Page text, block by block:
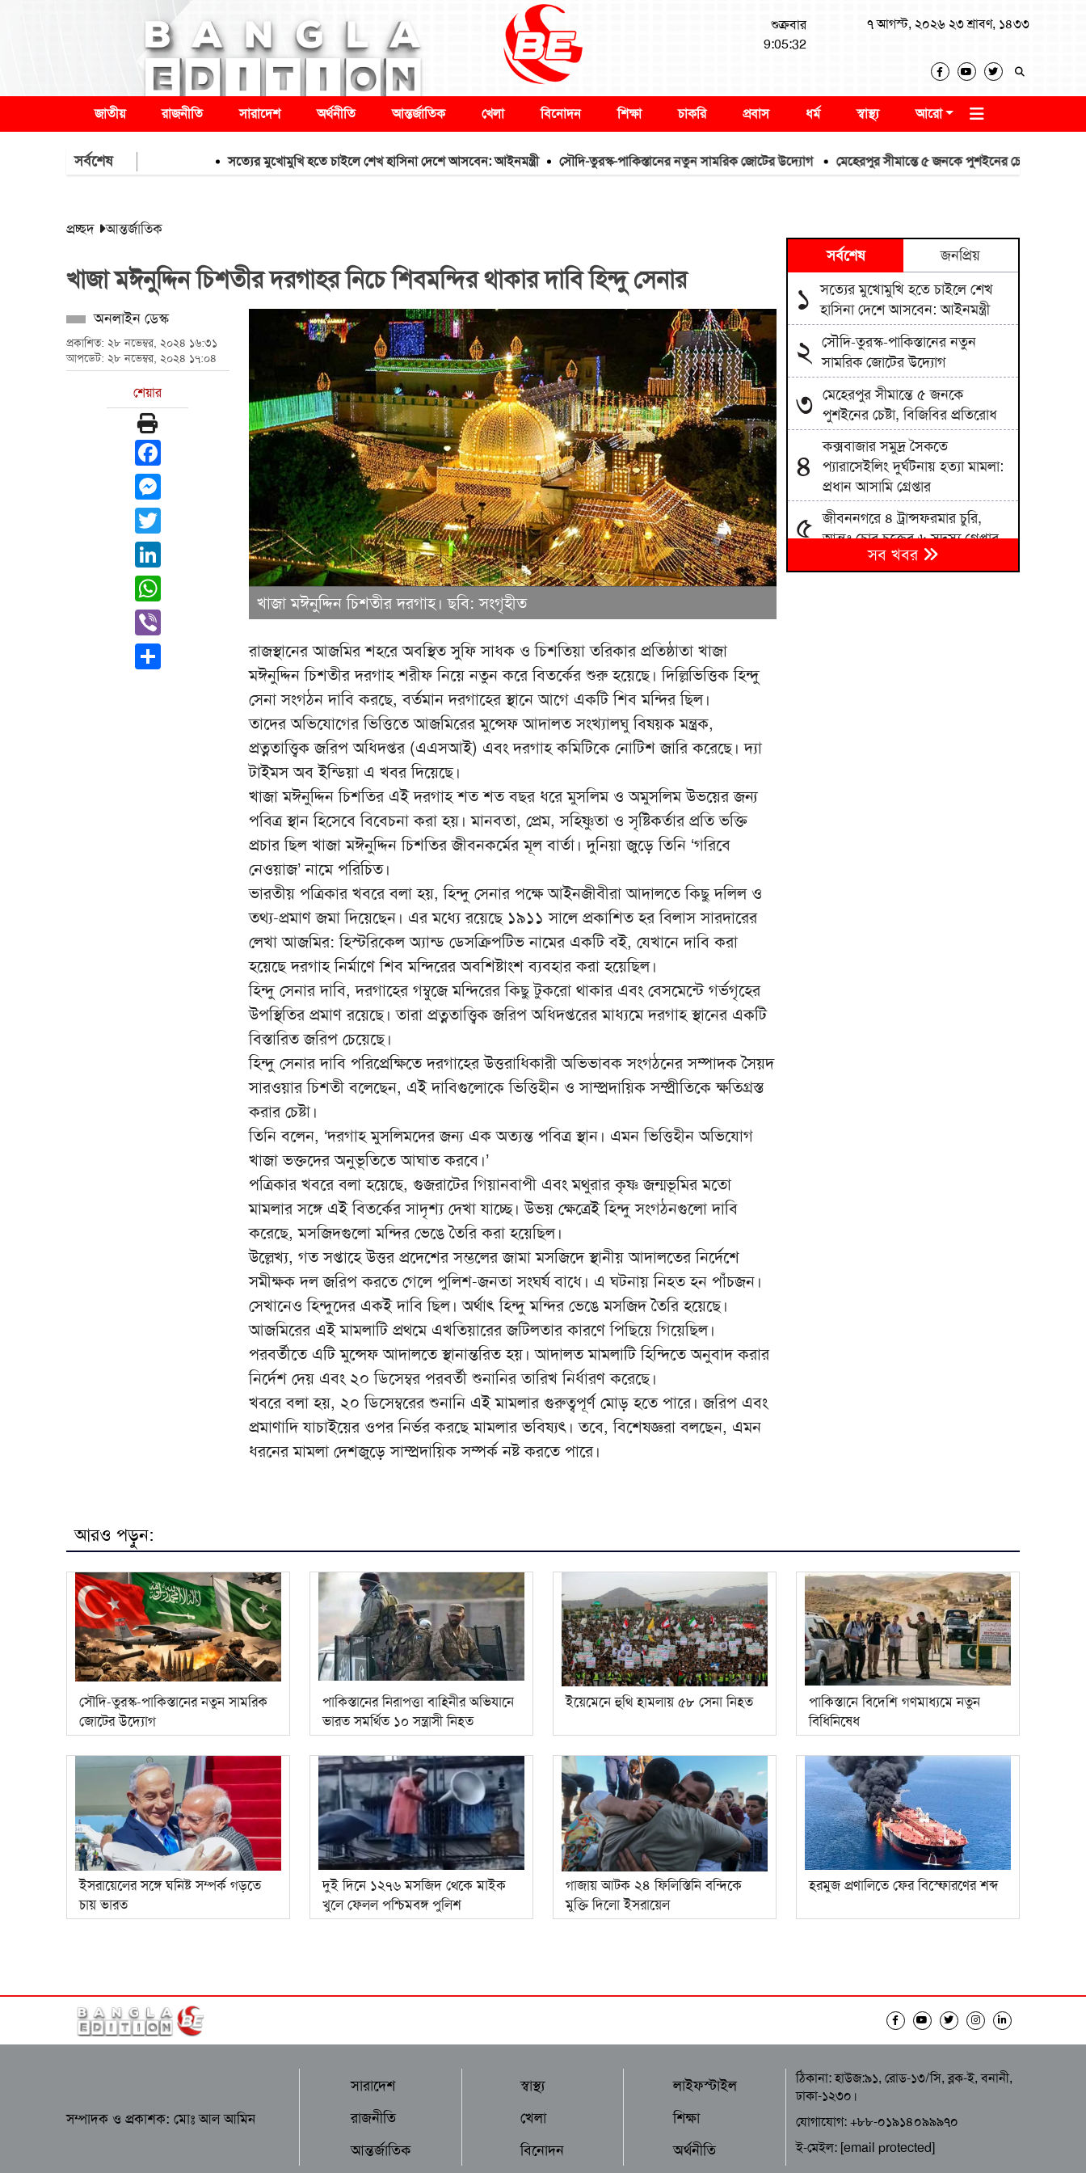
শুক্রবার
9:05:33
৭ আগস্ট, ২০২৬ ২৩ শ্রাবণ, ১৪৩৩
জাতীয় রাজনীতি সারাদেশ অর্থনীতি আন্তর্জাতিক খেলা বিনোদন শিক্ষা চাকরি প্রবাস ধর্ম স্বাস্থ্য আরো
সর্বশেষ সত্যের মুখোমুখি হতে চাইলে শেখ হাসিনা দেশে আসবেন: আইনমন্ত্রী সৌদি-তুরস্ক-পাকিস্তানের নতুন সামরিক জোটের উদ্যোগ মেহেরপুর সীমান্তে ৫ জনকে পুশইনের চেষ্টা, বিজিবির প্রতিরোধ
প্রচ্ছদ আন্তর্জাতিক
খাজা মঈনুদ্দিন চিশতীর দরগাহর নিচে শিবমন্দির থাকার দাবি হিন্দু সেনার
অনলাইন ডেস্ক
প্রকাশিত: ২৮ নভেম্বর, ২০২৪ ১৬:৩১
আপডেট: ২৮ নভেম্বর, ২০২৪ ১৭:০৪
শেয়ার
Facebook
Messenger
Twitter
LinkedIn
WhatsApp
Viber
Share
খাজা মঈনুদ্দিন চিশতীর দরগাহ। ছবি: সংগৃহীত
রাজস্থানের আজমির শহরে অবস্থিত সুফি সাধক ও চিশতিয়া তরিকার প্রতিষ্ঠাতা খাজা
মঈনুদ্দিন চিশতীর দরগাহ শরীফ নিয়ে নতুন করে বিতর্কের শুরু হয়েছে। দিল্লিভিত্তিক হিন্দু
সেনা সংগঠন দাবি করছে, বর্তমান দরগাহের স্থানে আগে একটি শিব মন্দির ছিল।
তাদের অভিযোগের ভিত্তিতে আজমিরের মুন্সেফ আদালত সংখ্যালঘু বিষয়ক মন্ত্রক,
প্রত্নতাত্ত্বিক জরিপ অধিদপ্তর (এএসআই) এবং দরগাহ কমিটিকে নোটিশ জারি করেছে। দ্যা
টাইমস অব ইন্ডিয়া এ খবর দিয়েছে।
খাজা মঈনুদ্দিন চিশতির এই দরগাহ শত শত বছর ধরে মুসলিম ও অমুসলিম উভয়ের জন্য
পবিত্র স্থান হিসেবে বিবেচনা করা হয়। মানবতা, প্রেম, সহিষ্ণুতা ও সৃষ্টিকর্তার প্রতি ভক্তি
প্রচার ছিল খাজা মঈনুদ্দিন চিশতির জীবনকর্মের মূল বার্তা। দুনিয়া জুড়ে তিনি ‘গরিবে
নেওয়াজ’ নামে পরিচিত।
ভারতীয় পত্রিকার খবরে বলা হয়, হিন্দু সেনার পক্ষে আইনজীবীরা আদালতে কিছু দলিল ও
তথ্য-প্রমাণ জমা দিয়েছেন। এর মধ্যে রয়েছে ১৯১১ সালে প্রকাশিত হর বিলাস সারদারের
লেখা আজমির: হিস্টরিকেল অ্যান্ড ডেসক্রিপটিভ নামের একটি বই, যেখানে দাবি করা
হয়েছে দরগাহ নির্মাণে শিব মন্দিরের অবশিষ্টাংশ ব্যবহার করা হয়েছিল।
হিন্দু সেনার দাবি, দরগাহের গম্বুজে মন্দিরের কিছু টুকরো থাকার এবং বেসমেন্টে গর্ভগৃহের
উপস্থিতির প্রমাণ রয়েছে। তারা প্রত্নতাত্ত্বিক জরিপ অধিদপ্তরের মাধ্যমে দরগাহ স্থানের একটি
বিস্তারিত জরিপ চেয়েছে।
হিন্দু সেনার দাবি পরিপ্রেক্ষিতে দরগাহের উত্তরাধিকারী অভিভাবক সংগঠনের সম্পাদক সৈয়দ
সারওয়ার চিশতী বলেছেন, এই দাবিগুলোকে ভিত্তিহীন ও সাম্প্রদায়িক সম্প্রীতিকে ক্ষতিগ্রস্ত
করার চেষ্টা।
তিনি বলেন, ‘দরগাহ মুসলিমদের জন্য এক অত্যন্ত পবিত্র স্থান। এমন ভিত্তিহীন অভিযোগ
খাজা ভক্তদের অনুভূতিতে আঘাত করবে।’
পত্রিকার খবরে বলা হয়েছে, গুজরাটের গিয়ানবাপী এবং মথুরার কৃষ্ণ জন্মভূমির মতো
মামলার সঙ্গে এই বিতর্কের সাদৃশ্য দেখা যাচ্ছে। উভয় ক্ষেত্রেই হিন্দু সংগঠনগুলো দাবি
করেছে, মসজিদগুলো মন্দির ভেঙে তৈরি করা হয়েছিল।
উল্লেখ্য, গত সপ্তাহে উত্তর প্রদেশের সম্ভলের জামা মসজিদে স্থানীয় আদালতের নির্দেশে
সমীক্ষক দল জরিপ করতে গেলে পুলিশ-জনতা সংঘর্ষ বাধে। এ ঘটনায় নিহত হন পাঁচজন।
সেখানেও হিন্দুদের একই দাবি ছিল। অর্থাৎ হিন্দু মন্দির ভেঙে মসজিদ তৈরি হয়েছে।
আজমিরের এই মামলাটি প্রথমে এখতিয়ারের জটিলতার কারণে পিছিয়ে গিয়েছিল।
পরবর্তীতে এটি মুন্সেফ আদালতে স্থানান্তরিত হয়। আদালত মামলাটি হিন্দিতে অনুবাদ করার
নির্দেশ দেয় এবং ২০ ডিসেম্বর পরবর্তী শুনানির তারিখ নির্ধারণ করেছে।
খবরে বলা হয়, ২০ ডিসেম্বরের শুনানি এই মামলার গুরুত্বপূর্ণ মোড় হতে পারে। জরিপ এবং
প্রমাণাদি যাচাইয়ের ওপর নির্ভর করছে মামলার ভবিষ্যৎ। তবে, বিশেষজ্ঞরা বলছেন, এমন
ধরনের মামলা দেশজুড়ে সাম্প্রদায়িক সম্পর্ক নষ্ট করতে পারে।
সর্বশেষ জনপ্রিয়
১ সত্যের মুখোমুখি হতে চাইলে শেখ
হাসিনা দেশে আসবেন: আইনমন্ত্রী
২ সৌদি-তুরস্ক-পাকিস্তানের নতুন
সামরিক জোটের উদ্যোগ
৩ মেহেরপুর সীমান্তে ৫ জনকে
পুশইনের চেষ্টা, বিজিবির প্রতিরোধ
৪
কক্সবাজার সমুদ্র সৈকতে
প্যারাসেইলিং দুর্ঘটনায় হত্যা মামলা:
প্রধান আসামি গ্রেপ্তার
৫ জীবননগরে ৪ ট্রান্সফরমার চুরি,
আন্তঃ চোর চক্রের ৬ সদস্য গ্রেপ্তার
সোমবার এসএসসি ও সমমানের
সব খবর
আরও পড়ুন:
সৌদি-তুরস্ক-পাকিস্তানের নতুন সামরিক
জোটের উদ্যোগ
পাকিস্তানের নিরাপত্তা বাহিনীর অভিযানে
ভারত সমর্থিত ১০ সন্ত্রাসী নিহত
ইয়েমেনে হুথি হামলায় ৫৮ সেনা নিহত
পাকিস্তানে বিদেশি গণমাধ্যমে নতুন
বিধিনিষেধ
ইসরায়েলের সঙ্গে ঘনিষ্ট সম্পর্ক গড়তে
চায় ভারত
দুই দিনে ১২৭৬ মসজিদ থেকে মাইক
খুলে ফেলল পশ্চিমবঙ্গ পুলিশ
গাজায় আটক ২৪ ফিলিস্তিনি বন্দিকে
মুক্তি দিলো ইসরায়েল
হরমুজ প্রণালিতে ফের বিস্ফোরণের শব্দ
সম্পাদক ও প্রকাশক: মোঃ আল আমিন
সারাদেশ
রাজনীতি
আন্তর্জাতিক
স্বাস্থ্য
খেলা
বিনোদন
লাইফস্টাইল
শিক্ষা
অর্থনীতি
ঠিকানা: হাউজ:৯১, রোড-১৩/সি, ব্লক-ই, বনানী,
ঢাকা-১২৩০।
যোগাযোগ: +৮৮-০১৯১৪০৯৯৯৭০
ই-মেইল: [email protected]